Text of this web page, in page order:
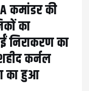
कमांडर की
का
का
कर्नल
का हुआ